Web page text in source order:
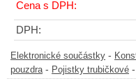
Cena s DPH:
DPH:
Elektronické součástky -
pouzdra- Pojistky trubičkové -